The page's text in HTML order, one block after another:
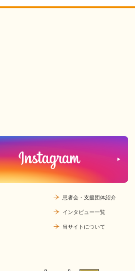
患者会・支援団体紹介
インタビュー一覧
当サイトについて